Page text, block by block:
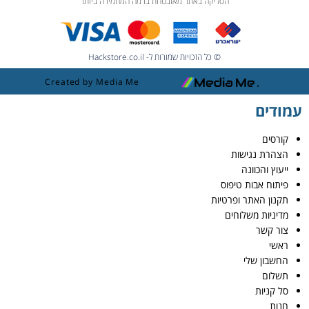
© כל הזכויות שמורות ל- Hackstore.co.il
Created by Media Me
עמודים
קורסים
הצהרת נגישות
ייעוץ והכוונה
פיתוח אבות טיפוס
תקנון האתר ופרטיות
מדיניות משלוחים
צור קשר
ראשי
החשבון שלי
תשלום
סל קניות
חנות